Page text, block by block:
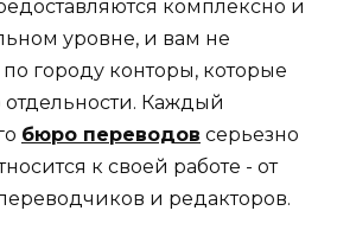
комплексно и
уровне, и вам не
городу конторы, которые
Каждый
бюро переводов серьезно
к своей работе - от
и редакторов.